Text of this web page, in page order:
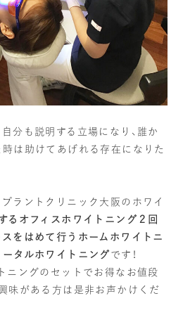
一般治療 （虫歯・歯周病）
VIEW MORE
VIEW MORE
VIEW MORE
分も説明する立場になり、誰か
は助けてあげれる存在になりた
ラントクリニック大阪のホワイ
るオフィスホワイトニング２回
をはめて行うホームホワイトニ
タルホワイトニング です！
ニングのセットでお得なお値段
味がある方は是非お声かけくだ